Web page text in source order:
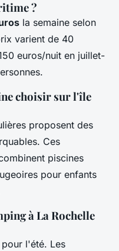
?
la semaine selon
varient de 40
euros/nuit en juillet-
choisir sur l'île
proposent des
Ces
piscines
pour enfants
à La Rochelle
pour l'été. Les